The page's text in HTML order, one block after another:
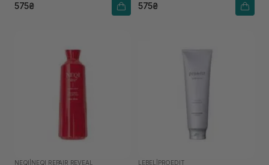
575₴ 575₴
NEQI NEQI REPAIR REVEAL LEBEL PROEDIT